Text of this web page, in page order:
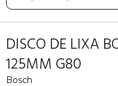
DISCO DE LIXA
125MM G80
Bosch